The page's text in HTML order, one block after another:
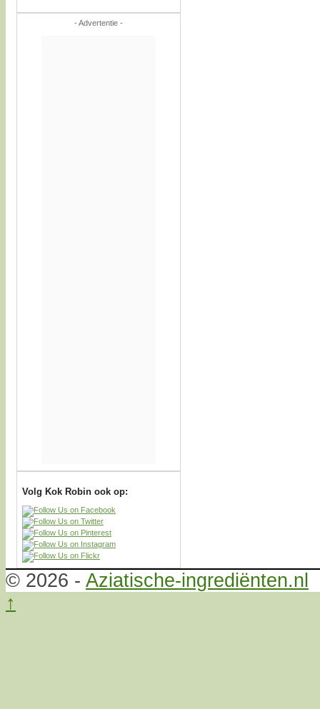
- Advertentie -
Volg Kok Robin ook op:
© 2026 - Aziatische-ingrediënten.nl
↑